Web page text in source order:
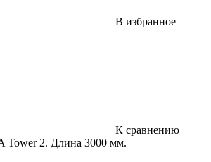
В избранное
К сравнению
Tower 2. Длина 3000 мм.